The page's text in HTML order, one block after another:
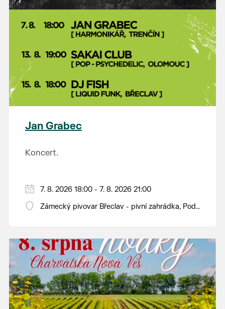
Jan Grabec
Koncert.
7. 8. 2026 18:00 - 7. 8. 2026 21:00
Zámecký pivovar Břeclav - pivní zahrádka, Pod